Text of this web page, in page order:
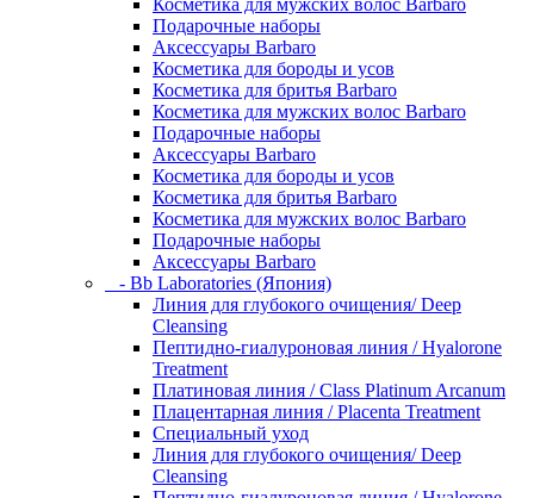
Косметика для мужских волос Barbaro
Подарочные наборы
Аксессуары Barbaro
Косметика для бороды и усов
Косметика для бритья Barbaro
Косметика для мужских волос Barbaro
Подарочные наборы
Аксессуары Barbaro
Косметика для бороды и усов
Косметика для бритья Barbaro
Косметика для мужских волос Barbaro
Подарочные наборы
Аксессуары Barbaro
- Bb Laboratories (Япония)
Линия для глубокого очищения/ Deep
Cleansing
Пептидно-гиалуроновая линия / Hyalorone
Treatment
Платиновая линия / Class Platinum Arcanum
Плацентарная линия / Placenta Treatment
Специальный уход
Линия для глубокого очищения/ Deep
Cleansing